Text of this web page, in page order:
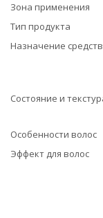
Зона применения
Тип продукта
Назначение
Состояние и
Особенности волос
Эффект для волос